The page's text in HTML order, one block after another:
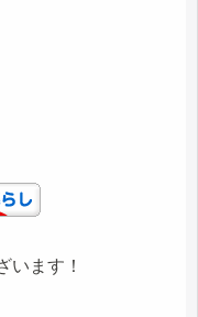
います！